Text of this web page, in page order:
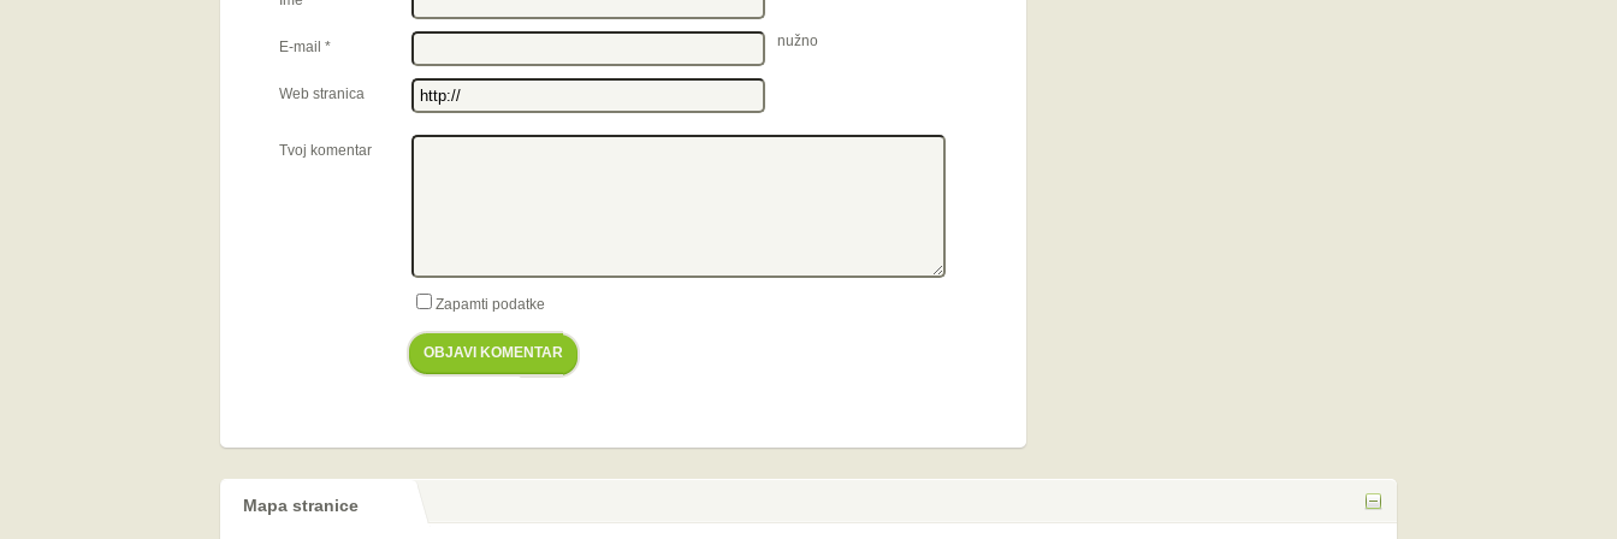
E-mail * nužno
Web stranica
Tvoj komentar
Zapamti podatke
OBJAVI KOMENTAR
Mapa stranice